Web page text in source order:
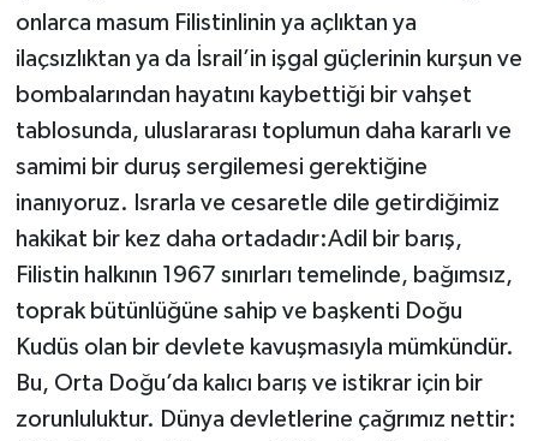
onlarca masum Filistinlinin ya açlıktan ya
ilaçsızlıktan ya da İsrail’in işgal güçlerinin kurşun ve
bombalarından hayatını kaybettiği bir vahşet
tablosunda, uluslararası toplumun daha kararlı ve
samimi bir duruş sergilemesi gerektiğine
inanıyoruz. Israrla ve cesaretle dile getirdiğimiz
hakikat bir kez daha ortadadır:Adil bir barış,
Filistin halkının 1967 sınırları temelinde, bağımsız,
toprak bütünlüğüne sahip ve başkenti Doğu
Kudüs olan bir devlete kavuşmasıyla mümkündür.
Bu, Orta Doğu’da kalıcı barış ve istikrar için bir
zorunluluktur. Dünya devletlerine çağrımız nettir: